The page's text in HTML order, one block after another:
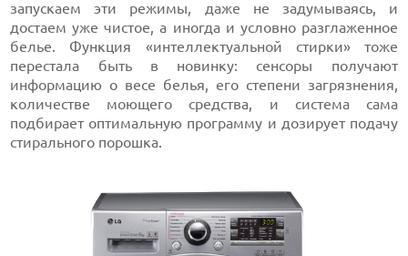
запускаем эти режимы, даже не задумываясь, и
достаем уже чистое, а иногда и условно разглаженное
белье. Функция «интеллектуальной стирки» тоже
перестала быть в новинку: сенсоры получают
информацию о весе белья, его степени загрязнения,
количестве моющего средства, и система сама
подбирает оптимальную программу и дозирует подачу
стирального порошка.